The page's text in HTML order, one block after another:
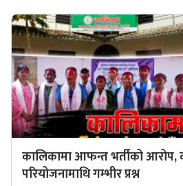
कालिकामा आफन्त भर्तीको आरोप,
परियोजनामाथि गम्भीर प्रश्न